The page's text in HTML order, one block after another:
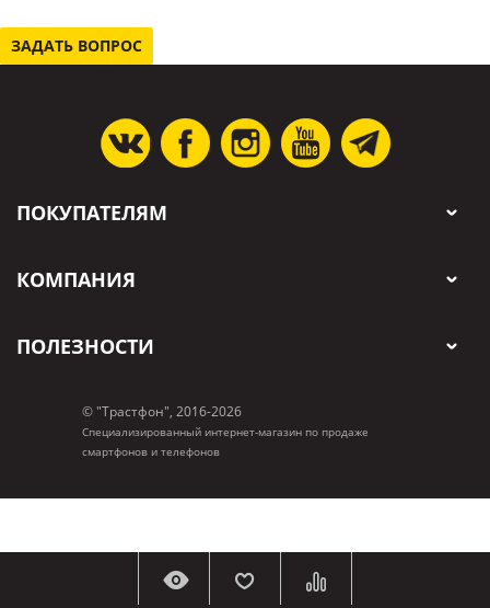
ПОКУПАТЕЛЯМ
КОМПАНИЯ
ПОЛЕЗНОСТИ
© "Трастфон", 2016-2026
Специализированный интернет-магазин по продаже
смартфонов и телефонов